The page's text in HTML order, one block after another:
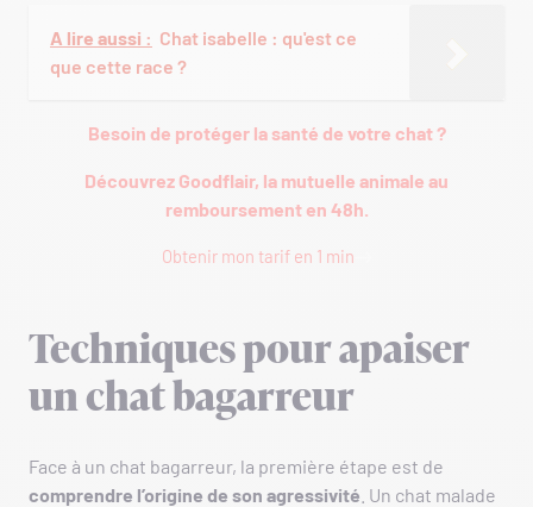
A lire aussi : Chat isabelle : qu'est ce
que cette race ?
Besoin de protéger la santé de votre chat ?
Découvrez Goodflair, la mutuelle animale au
remboursement en 48h.
Obtenir mon tarif en 1 min
Techniques pour apaiser
un chat bagarreur
Face à un chat bagarreur, la première étape est de
comprendre l’origine de son agressivité . Un chat malade